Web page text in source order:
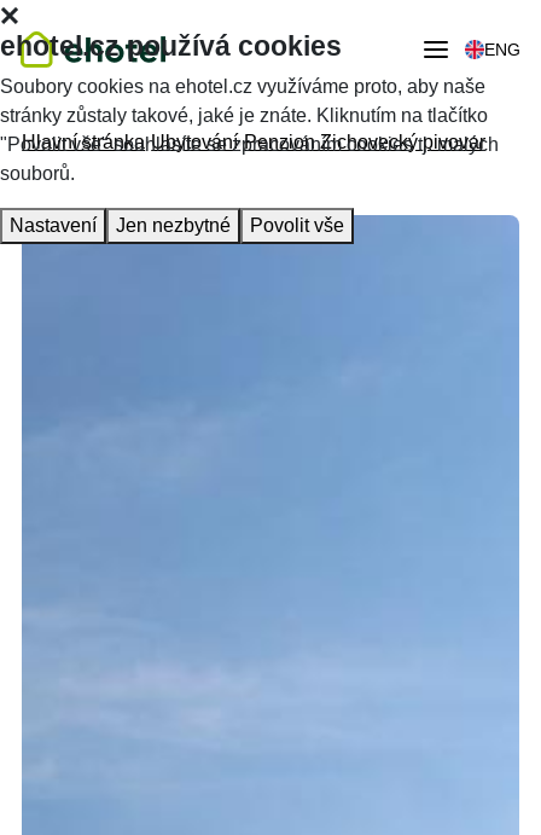
ENG
Hlavní stránka Ubytování Penzion Zichovecký pivovar
ehotel.cz používá cookies
Soubory cookies na ehotel.cz využíváme proto, aby naše
stránky zůstaly takové, jaké je znáte. Kliknutím na tlačítko
"Povolit vše" souhlasíte se zpracováním cookies tj. malých
souborů.
Nastavení Jen nezbytné Povolit vše